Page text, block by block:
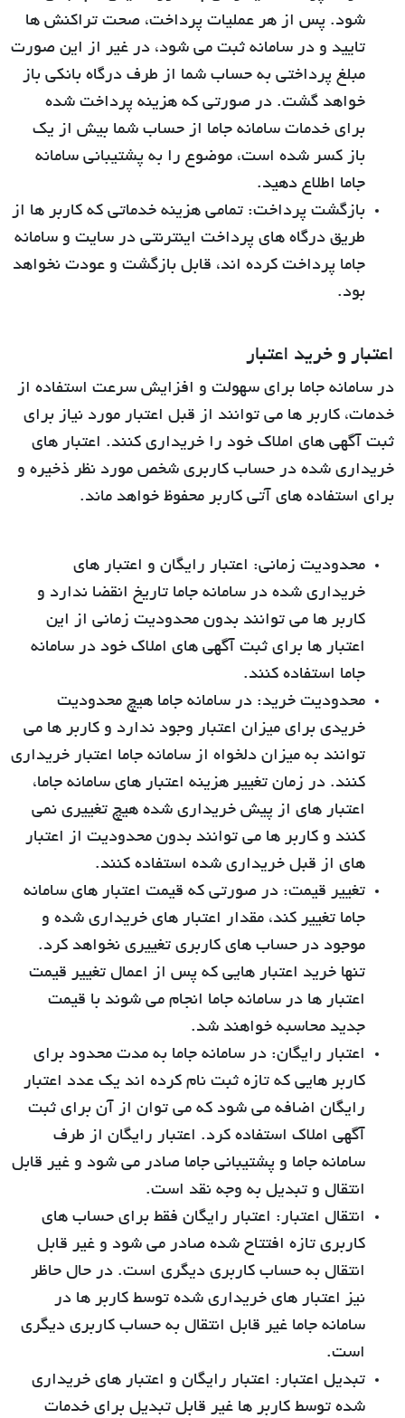
شود. پس از هر عملیات پرداخت، صحت تراکنش ها
تایید و در سامانه ثبت می شود، در غیر از این صورت
مبلغ پرداختی به حساب شما از طرف درگاه بانکی باز
خواهد گشت. در صورتی که هزینه پرداخت شده
برای خدمات سامانه جاما از حساب شما بیش از یک
باز کسر شده است، موضوع را به پشتیبانی سامانه
جاما اطلاع دهید.
بازگشت پرداخت: تمامی هزینه خدماتی که کاربر ها از
طریق درگاه های پرداخت اینترنتی در سایت و سامانه
جاما پرداخت کرده اند، قابل بازگشت و عودت نخواهد
بود.
اعتبار و خرید اعتبار
در سامانه جاما برای سهولت و افزایش سرعت استفاده از
خدمات، کاربر ها می توانند از قبل اعتبار مورد نیاز برای
ثبت آگهی های املاک خود را خریداری کنند. اعتبار های
خریداری شده در حساب کاربری شخص مورد نظر ذخیره و
برای استفاده های آتی کاربر محفوظ خواهد ماند.
محدودیت زمانی: اعتبار رایگان و اعتبار های
خریداری شده در سامانه جاما تاریخ انقضا ندارد و
کاربر ها می توانند بدون محدودیت زمانی از این
اعتبار ها برای ثبت آگهی های املاک خود در سامانه
جاما استفاده کنند.
محدودیت خرید: در سامانه جاما هیچ محدودیت
خریدی برای میزان اعتبار وجود ندارد و کاربر ها می
توانند به میزان دلخواه از سامانه جاما اعتبار خریداری
کنند. در زمان تغییر هزینه اعتبار های سامانه جاما،
اعتبار های از پیش خریداری شده هیچ تغییری نمی
کنند و کاربر ها می توانند بدون محدودیت از اعتبار
های از قبل خریداری شده استفاده کنند.
تغییر قیمت: در صورتی که قیمت اعتبار های سامانه
جاما تغییر کند، مقدار اعتبار های خریداری شده و
موجود در حساب های کاربری تغییری نخواهد کرد.
تنها خرید اعتبار هایی که پس از اعمال تغییر قیمت
اعتبار ها در سامانه جاما انجام می شوند با قیمت
جدید محاسبه خواهند شد.
اعتبار رایگان: در سامانه جاما به مدت محدود برای
کاربر هایی که تازه ثبت نام کرده اند یک عدد اعتبار
رایگان اضافه می شود که می توان از آن برای ثبت
آگهی املاک استفاده کرد. اعتبار رایگان از طرف
سامانه جاما و پشتیبانی جاما صادر می شود و غیر قابل
انتقال و تبدیل به وجه نقد است.
انتقال اعتبار: اعتبار رایگان فقط برای حساب های
کاربری تازه افتتاح شده صادر می شود و غیر قابل
انتقال به حساب کاربری دیگری است. در حال حاظر
نیز اعتبار های خریداری شده توسط کاربر ها در
سامانه جاما غیر قابل انتقال به حساب کاربری دیگری
است.
تبدیل اعتبار: اعتبار رایگان و اعتبار های خریداری
شده توسط کاربر ها غیر قابل تبدیل برای خدمات